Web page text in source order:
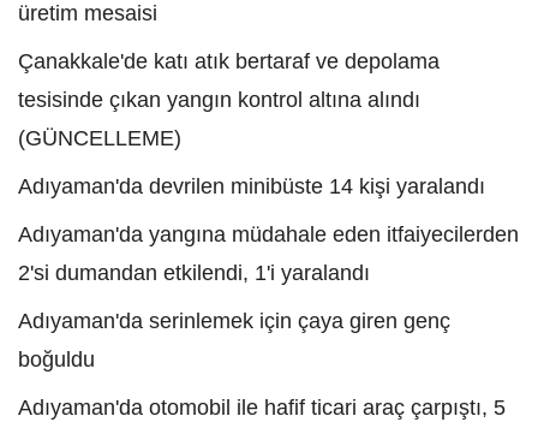
üretim mesaisi
Çanakkale'de katı atık bertaraf ve depolama
tesisinde çıkan yangın kontrol altına alındı
(GÜNCELLEME)
Adıyaman'da devrilen minibüste 14 kişi yaralandı
Adıyaman'da yangına müdahale eden itfaiyecilerden
2'si dumandan etkilendi, 1'i yaralandı
Adıyaman'da serinlemek için çaya giren genç
boğuldu
Adıyaman'da otomobil ile hafif ticari araç çarpıştı, 5